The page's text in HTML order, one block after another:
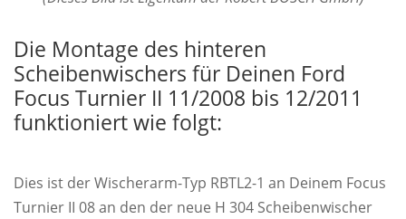
Die Montage des hinteren
Scheibenwischers für Deinen Ford
Focus Turnier II 11/2008 bis 12/2011
funktioniert wie folgt:
Dies ist der Wischerarm-Typ RBTL2-1 an Deinem Focus
Turnier II 08 an den der neue H 304 Scheibenwischer